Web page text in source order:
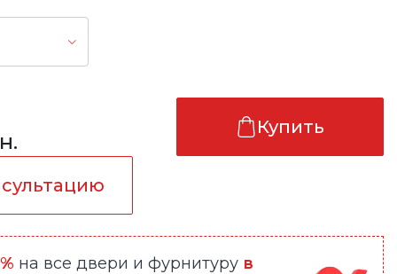
Купить
на все двери и фурнитуру в